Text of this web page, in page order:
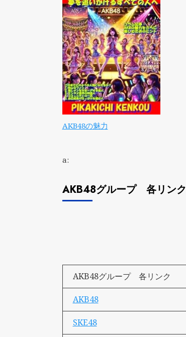
AKB48の魅力
a:
AKB48グループ 各リンク
AKB48グループ 各リンク
AKB48
SKE48